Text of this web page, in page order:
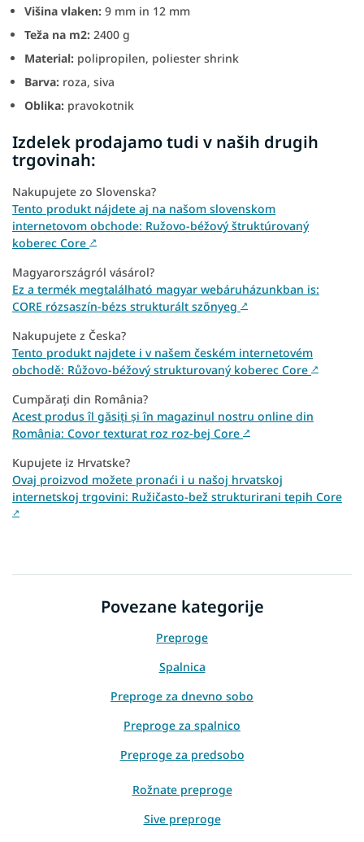
Višina vlaken: 9 mm in 12 mm
Teža na m2: 2400 g
Material: polipropilen, poliester shrink
Barva: roza, siva
Oblika: pravokotnik
Izdelek prodajamo tudi v naših drugih
trgovinah:
Nakupujete zo Slovenska?
Tento produkt nájdete aj na našom slovenskom
internetovom obchode: Ružovo-béžový štruktúrovaný
koberec Core ↗
Magyarországról vásárol?
Ez a termék megtalálható magyar webáruházunkban is:
CORE rózsaszín-bézs strukturált szőnyeg ↗
Nakupujete z Česka?
Tento produkt najdete i v našem českém internetovém
obchodě: Růžovo-béžový strukturovaný koberec Core ↗
Cumpărați din România?
Acest produs îl găsiți și în magazinul nostru online din
România: Covor texturat roz roz-bej Core ↗
Kupujete iz Hrvatske?
Ovaj proizvod možete pronaći i u našoj hrvatskoj
internetskoj trgovini: Ružičasto-bež strukturirani tepih Core
↗
Povezane kategorije
Preproge
Spalnica
Preproge za dnevno sobo
Preproge za spalnico
Preproge za predsobo
Rožnate preproge
Sive preproge